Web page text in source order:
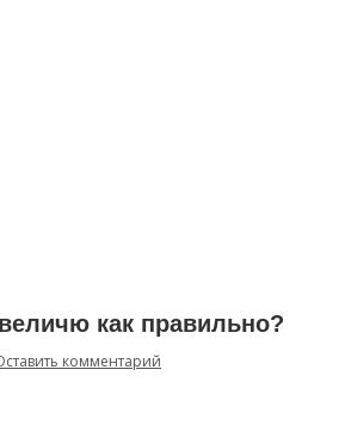
как правильно?
комментарий